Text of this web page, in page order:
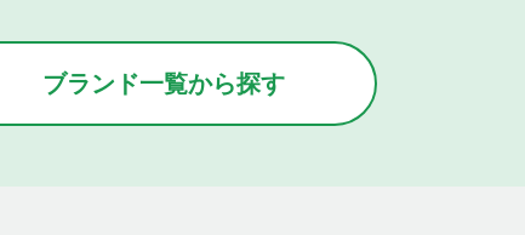
ブランド一覧から探す